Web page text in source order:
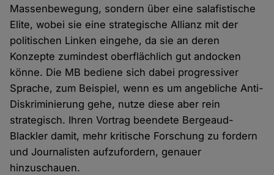
Massenbewegung, sondern über eine salafistische
Elite, wobei sie eine strategische Allianz mit der
politischen Linken eingehe, da sie an deren
Konzepte zumindest oberflächlich gut andocken
könne. Die MB bediene sich dabei progressiver
Sprache, zum Beispiel, wenn es um angebliche Anti-
Diskriminierung gehe, nutze diese aber rein
strategisch. Ihren Vortrag beendete Bergeaud-
Blackler damit, mehr kritische Forschung zu fordern
und Journalisten aufzufordern, genauer
hinzuschauen.